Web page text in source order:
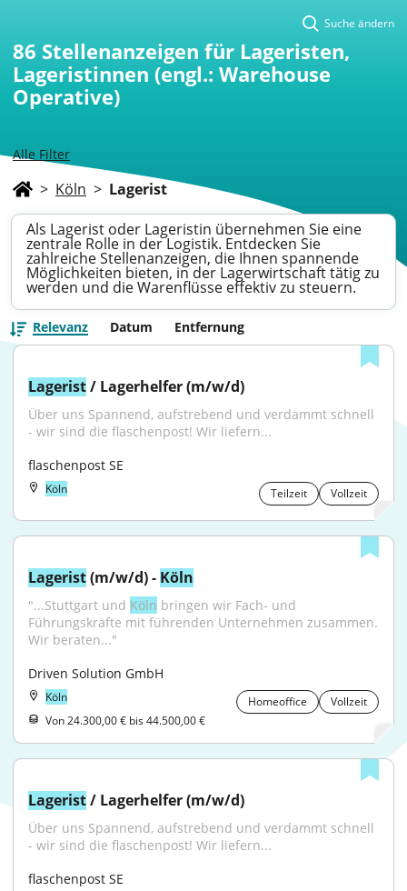
Alle Filter
Suche ändern
86 Stellenanzeigen für Lageristen,
Lageristinnen (engl.: Warehouse
Operative)
> Köln > Lagerist
Als Lagerist oder Lageristin übernehmen Sie eine
zentrale Rolle in der Logistik. Entdecken Sie
zahlreiche Stellenanzeigen, die Ihnen spannende
Möglichkeiten bieten, in der Lagerwirtschaft tätig zu
werden und die Warenflüsse effektiv zu steuern.
Relevanz Datum Entfernung
Lagerist / Lagerhelfer (m/w/d)
Über uns Spannend, aufstrebend und verdammt schnell
- wir sind die flaschenpost! Wir liefern...
flaschenpost SE
Köln Teilzeit Vollzeit
Lagerist (m/w/d) - Köln
"...Stuttgart und Köln bringen wir Fach- und
Führungskräfte mit führenden Unternehmen zusammen.
Wir beraten..."
Driven Solution GmbH
Köln Homeoffice
Vollzeit
Von 24.300,00 € bis 44.500,00 €
Lagerist / Lagerhelfer (m/w/d)
Über uns Spannend, aufstrebend und verdammt schnell
- wir sind die flaschenpost! Wir liefern...
flaschenpost SE